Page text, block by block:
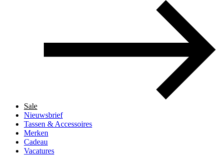
Sale
Nieuwsbrief
Tassen & Accessoires
Merken
Cadeau
Vacatures